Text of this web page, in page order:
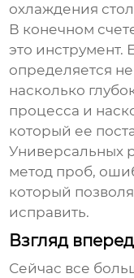
охлаждения
В конечном
это инструмент.
определяется
насколько
процесса и
который ее
Универсальных
метод проб,
который
исправить.
Взгляд
Сейчас все